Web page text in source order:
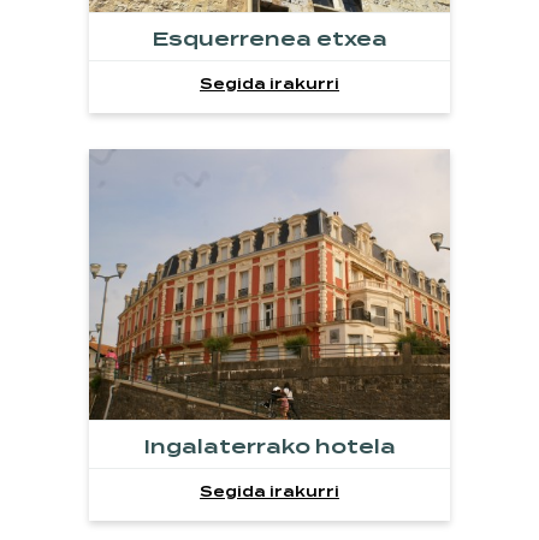
Esquerrenea etxea
Segida irakurri
Ingalaterrako hotela
Segida irakurri